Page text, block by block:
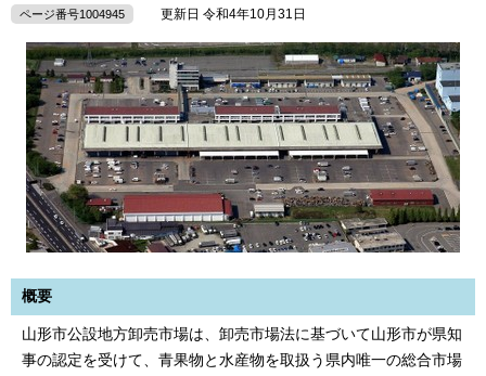
ページ番号1004945 更新日 令和4年10月31日
概要
山形市公設地方卸売市場は、卸売市場法に基づいて山形市が県知
事の認定を受けて、青果物と水産物を取扱う県内唯一の総合市場